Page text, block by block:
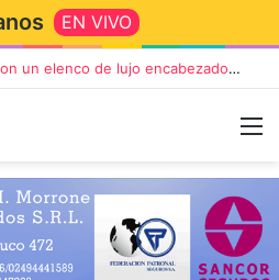
EN VIVO
“TIRRIA” llega a Tandil con un elenco de lujo encabezado por Capusotto, Spregelburd y Stefani